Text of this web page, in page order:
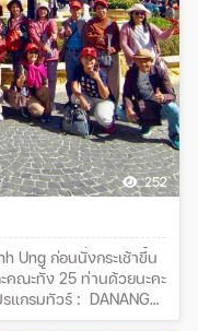
252
Ung ก่อนนั่งกระเช้าขึ้น
ณะทั้ง 25 ท่านด้วยนะคะ
แกรมทัวร์ : DANANG